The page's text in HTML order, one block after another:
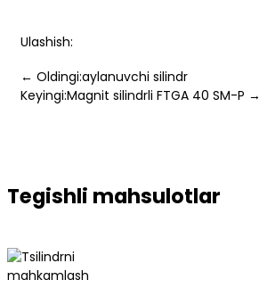
Ulashish:
← Oldingi:aylanuvchi silindr
Keyingi:Magnit silindrli FTGA 40 SM-P →
Tegishli mahsulotlar